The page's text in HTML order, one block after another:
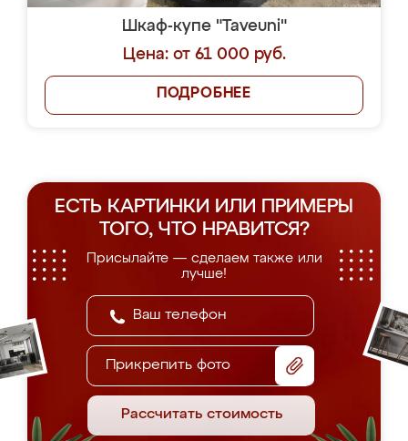
Шкаф-купе "Taveuni"
Цена: от 61 000 руб.
ПОДРОБНЕЕ
ЕСТЬ КАРТИНКИ ИЛИ ПРИМЕРЫ
ТОГО, ЧТО НРАВИТСЯ?
Присылайте — сделаем также или
лучше!
Прикрепить фото
Рассчитать стоимость